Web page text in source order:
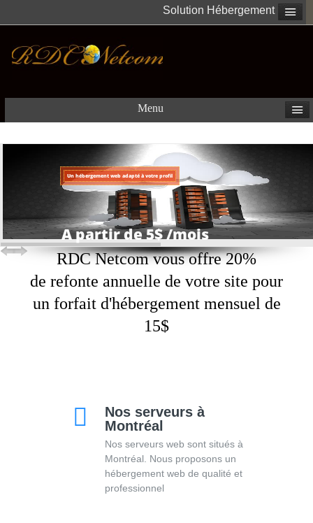
Solution Hébergement
Menu
Un hébergement web adapté à votre profil
A partir de 5$ /mois
RDC Netcom vous offre 20%
de refonte annuelle de votre site pour
un forfait d'hébergement mensuel de
15$
Nos serveurs à
Montréal
Nos serveurs web sont situés à
Montréal. Nous proposons un
hébergement web de qualité et
professionnel